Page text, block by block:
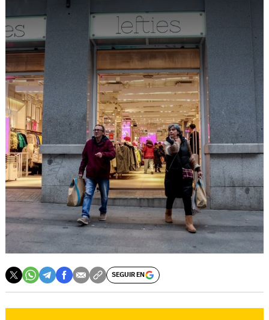
SEGUIR EN